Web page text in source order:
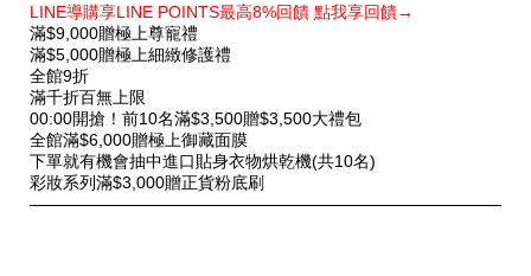
別
優
惠
LINE導購享LINE POINTS最高8%回饋 點我享回饋→
滿$9,000贈極上尊寵禮
滿$5,000贈極上細緻修護禮
全館9折
滿千折百無上限
00:00開搶！前10名滿$3,500贈$3,500大禮包
全館滿$6,000贈極上御藏面膜
下單就有機會抽中進口貼身衣物烘乾機(共10名)
彩妝系列滿$3,000贈正貨粉底刷